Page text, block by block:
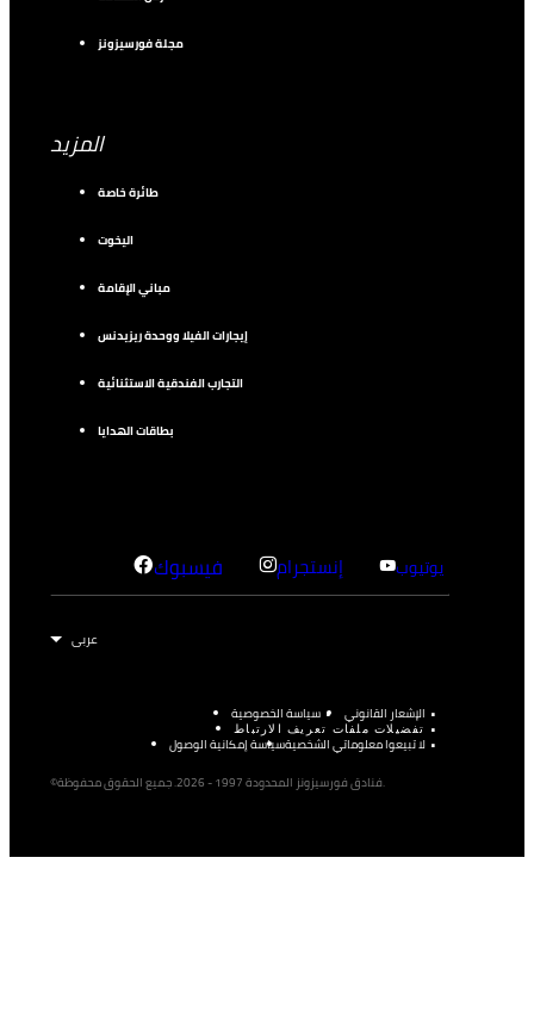
مجلة فورسيزونز
المزيد
طائرة خاصة
اليخوت
مباني الإقامة
إيجارات الفيلا ووحدة ريزيدنس
التجارب الفندقية الاستثنائية
بطاقات الهدايا
فيسبوك إنستجرام يوتيوب
الإشعار القانوني سياسة الخصوصية
تفضيلات ملفات تعريف الارتباط
لا تبيعوا معلوماتي الشخصيةسياسة إمكانية الوصول
©فنادق فورسيزونز المحدودة 1997 - 2026. جميع الحقوق محفوظة.